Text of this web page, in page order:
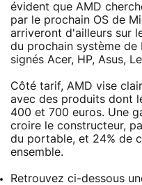
évident que AMD
par le prochain OS de
arriveront d'ailleurs sur
du prochain système
signés Acer, HP, Asus,
Côté tarif, AMD vise
avec des produits dont
400 et 700 euros. Une
croire le constructeur,
du portable, et 24% de
ensemble.
Retrouvez ci-dessous